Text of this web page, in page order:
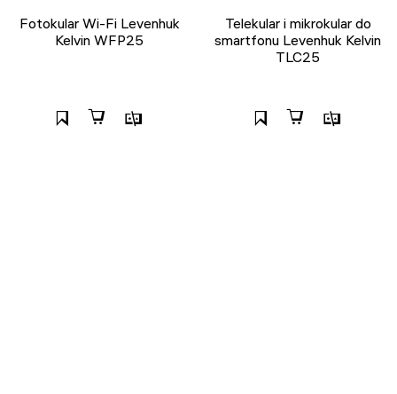
Fotokular Wi-Fi Levenhuk
Kelvin WFP25
Telekular i mikrokular do
smartfonu Levenhuk Kelvin
TLC25